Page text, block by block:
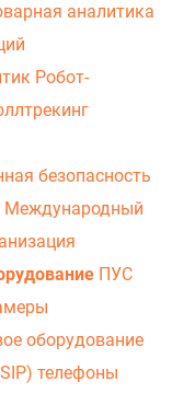
аналитика
Робот-
безопасность
Международный
ПУС
оборудование
телефоны